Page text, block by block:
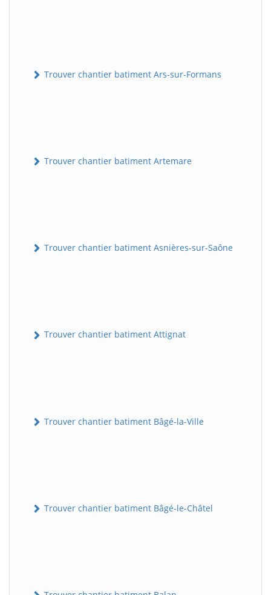
Trouver chantier batiment Ars-sur-Formans
Trouver chantier batiment Artemare
Trouver chantier batiment Asnières-sur-Saône
Trouver chantier batiment Attignat
Trouver chantier batiment Bâgé-la-Ville
Trouver chantier batiment Bâgé-le-Châtel